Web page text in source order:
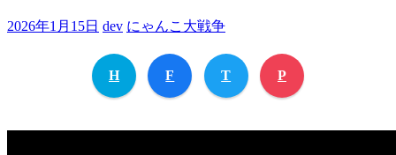
2026年1月15日 dev にゃんこ大戦争
H F T P